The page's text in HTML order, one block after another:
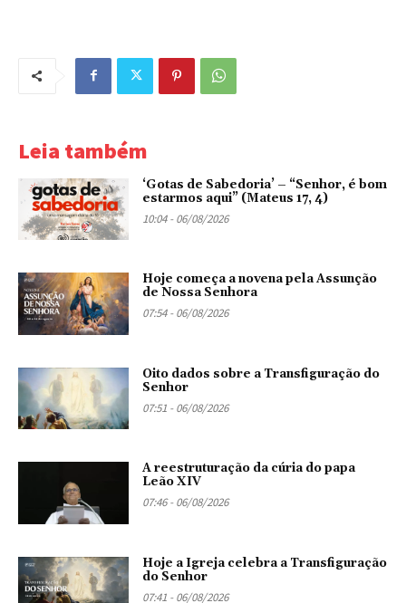
Leia também
‘Gotas de Sabedoria’ – “Senhor, é bom
estarmos aqui” (Mateus 17, 4)
10:04 - 06/08/2026
Hoje começa a novena pela Assunção
de Nossa Senhora
07:54 - 06/08/2026
Oito dados sobre a Transfiguração do
Senhor
07:51 - 06/08/2026
A reestruturação da cúria do papa
Leão XIV
07:46 - 06/08/2026
Hoje a Igreja celebra a Transfiguração
do Senhor
07:41 - 06/08/2026